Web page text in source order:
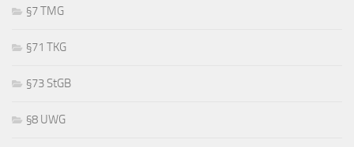
§7 TMG
§71 TKG
§73 StGB
§8 UWG